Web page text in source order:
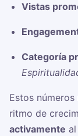
Vistas
Categoría
Estos
ritmo de
activamente